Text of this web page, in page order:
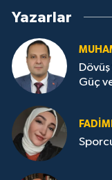
Yazarlar
Güç